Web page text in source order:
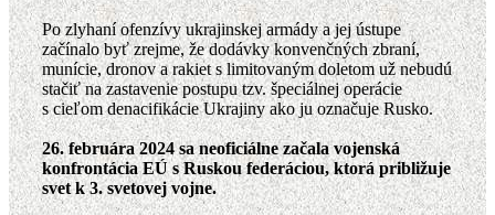
Po zlyhaní ofenzívy ukrajinskej armády a jej ústupe
začínalo byť zrejme, že dodávky konvenčných zbraní,
munície, dronov a rakiet s limitovaným doletom už nebudú
stačiť na zastavenie postupu tzv. špeciálnej operácie
s cieľom denacifikácie Ukrajiny ako ju označuje Rusko.
26. februára 2024 sa neoficiálne začala vojenská
konfrontácia EÚ s Ruskou federáciou, ktorá približuje
svet k 3. svetovej vojne.